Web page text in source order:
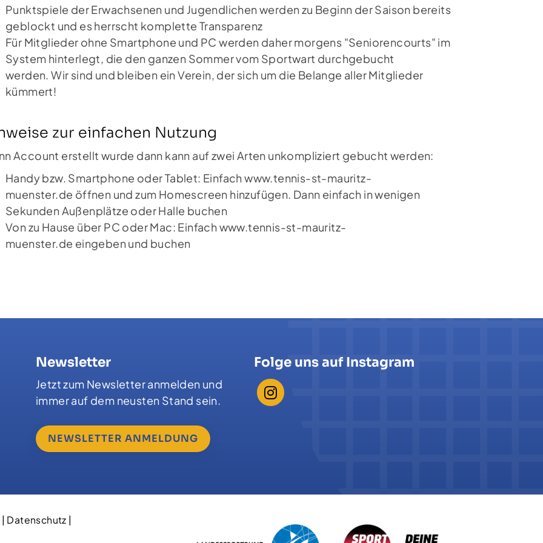
Punktspiele der Erwachsenen und Jugendlichen werden zu Beginn der Saison bereits
geblockt und es herrscht komplette Transparenz
Für Mitglieder ohne Smartphone und PC werden daher morgens "Seniorencourts" im
System hinterlegt, die den ganzen Sommer vom Sportwart durchgebucht
werden. Wir sind und bleiben ein Verein, der sich um die Belange aller Mitglieder
kümmert!
zur einfachen Nutzung
Account erstellt wurde dann kann auf zwei Arten unkompliziert gebucht werden:
Handy bzw. Smartphone oder Tablet: Einfachwww.tennis-st-mauritz-
muenster.de öffnen und zum Homescreen hinzufügen. Dann einfach in wenigen
Sekunden Außenplätze oder Halle buchen
Von zu Hause über PC oder Mac: Einfachwww.tennis-st-mauritz-
muenster.de eingeben und buchen
Newsletter
Jetzt zum Newsletter anmelden und
immer auf dem neusten Stand sein.
NEWSLETTER ANMELDUNG
Folge uns auf Instagram
| Datenschutz |